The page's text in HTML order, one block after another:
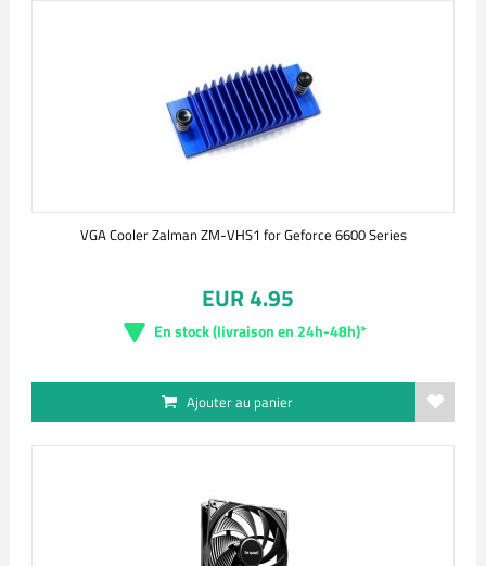
VGA Cooler Zalman ZM-VHS1 for Geforce 6600 Series
EUR 4.95
En stock (livraison en 24h-48h)*
Ajouter au panier